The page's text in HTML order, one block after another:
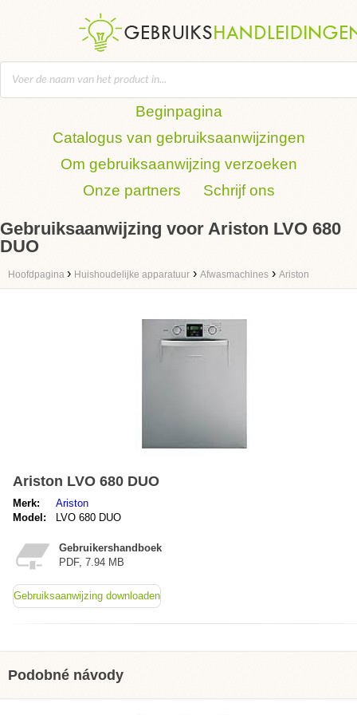
Beginpagina
Catalogus van gebruiksaanwijzingen
Om gebruiksaanwijzing verzoeken
Onze partners
Schrijf ons
Gebruiksaanwijzing voor Ariston LVO 680
DUO
Hoofdpagina › Huishoudelijke apparatuur › Afwasmachines › Ariston
Ariston LVO 680 DUO
Merk:
Ariston
Model:
LVO 680 DUO
Gebruikershandboek
PDF, 7.94 MB
Gebruiksaanwijzing downloaden
Podobné návody